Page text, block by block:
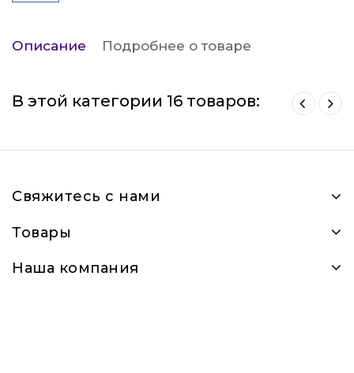
Описание Подробнее о товаре
В этой категории 16 товаров:
Свяжитесь с нами
Товары
Наша компания